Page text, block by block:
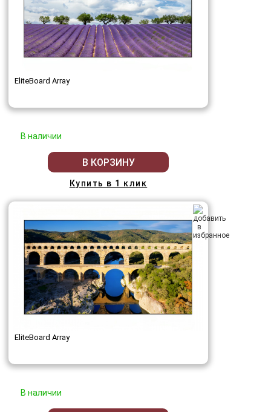
EliteBoard Array
В наличии
В КОРЗИНУ
Купить в 1 клик
EliteBoard Array
В наличии